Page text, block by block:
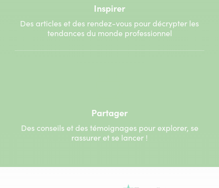
Inspirer
Des articles et des rendez-vous pour décrypter les
tendances du monde professionnel
Partager
Des conseils et des témoignages pour explorer, se
rassurer et se lancer !